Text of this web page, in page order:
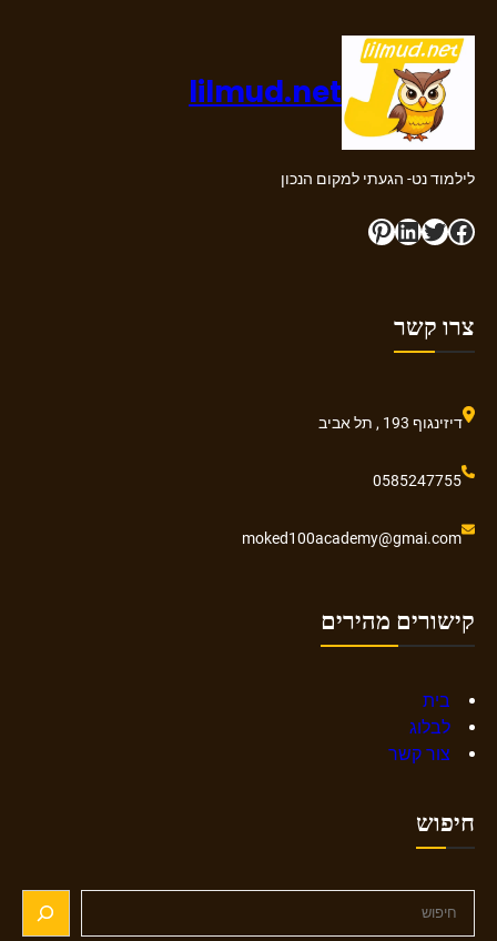
lilmud.net
לילמוד נט- הגעתי למקום הנכון
Facebook
Twitter
LinkedIn
Pinterest
צרו קשר
דיזינגוף 193 , תל אביב
0585247755
moked100academy@gmai.com
קישורים מהירים
בית
לבלוג
צור קשר
חיפוש